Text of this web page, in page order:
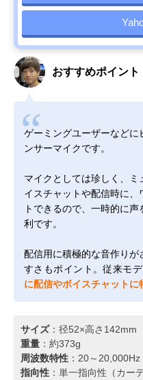
おすすめポイント
ゲーミングユーザーなど
ンサーマイクです。
マイクとしては珍しく、
イスチャットや配信時に
トできるので、一時的に
利です。
配信用に積極的な音作り
すさもポイント。従来モ
に配信やボイスチャットに
サイズ：径52×高さ142mm
重量 ：約373g
周波数特性 ：20～20,000Hz
指向性 ：単一指向性（カー